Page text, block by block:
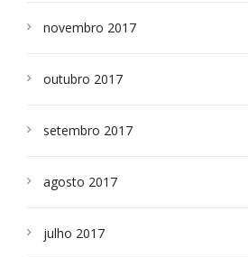
novembro 2017
outubro 2017
setembro 2017
agosto 2017
julho 2017